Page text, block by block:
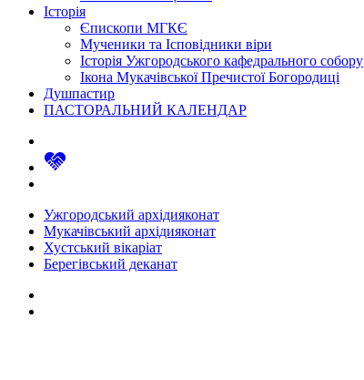
Історія
Єпископи МГКЄ
Мученики та Ісповідники віри
Історія Ужгородського кафедрального собору
Ікона Мукачівської Пречистої Богородиці
Душпастир
ПАСТОРАЛЬНИЙ КАЛЕНДАР
Ужгородський архідияконат
Мукачівський архідияконат
Хустський вікаріат
Берегівський деканат